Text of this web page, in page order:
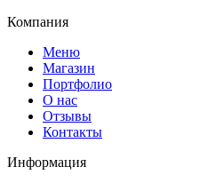
Компания
Меню
Магазин
Портфолио
О нас
Отзывы
Контакты
Информация